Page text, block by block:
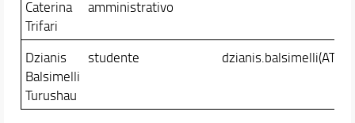
Caterina
Trifari
amministrativo
Dzianis
Balsimelli
Turushau
studente